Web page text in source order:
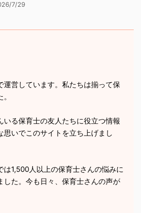
7/29
運営しています。私たちは揃って保
いる保育士の友人たちに役立つ情報
思いでこのサイトを立ち上げまし
は1,500人以上の保育士さんの悩みに
した。今も日々、保育士さんの声が